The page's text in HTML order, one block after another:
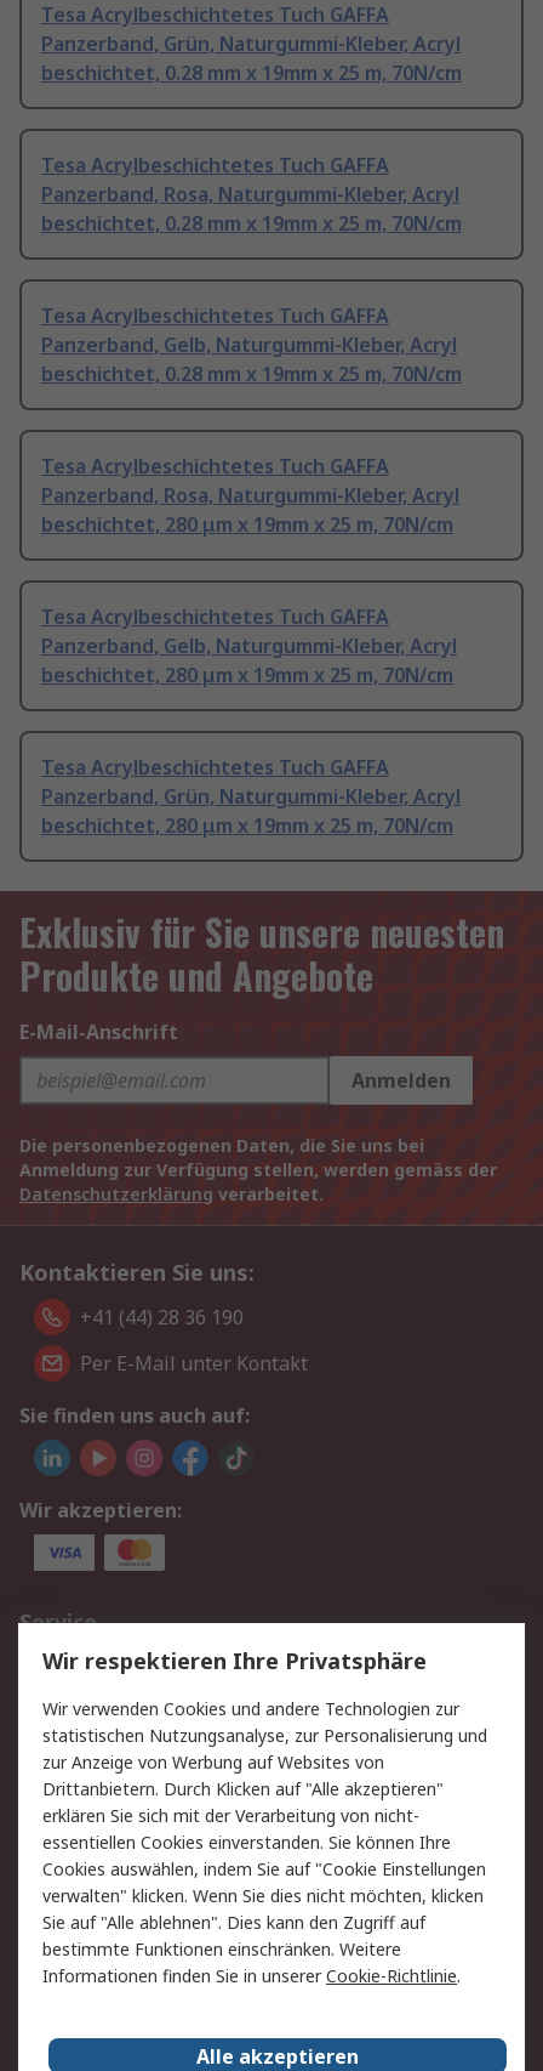
Tesa Acrylbeschichtetes Tuch GAFFA
Panzerband, Grün, Naturgummi-Kleber, Acryl
beschichtet, 0.28 mm x 19mm x 25 m, 70N/cm
Tesa Acrylbeschichtetes Tuch GAFFA
Panzerband, Rosa, Naturgummi-Kleber, Acryl
beschichtet, 0.28 mm x 19mm x 25 m, 70N/cm
Tesa Acrylbeschichtetes Tuch GAFFA
Panzerband, Gelb, Naturgummi-Kleber, Acryl
beschichtet, 0.28 mm x 19mm x 25 m, 70N/cm
Tesa Acrylbeschichtetes Tuch GAFFA
Panzerband, Rosa, Naturgummi-Kleber, Acryl
beschichtet, 280 μm x 19mm x 25 m, 70N/cm
Tesa Acrylbeschichtetes Tuch GAFFA
Panzerband, Gelb, Naturgummi-Kleber, Acryl
beschichtet, 280 μm x 19mm x 25 m, 70N/cm
Tesa Acrylbeschichtetes Tuch GAFFA
Panzerband, Grün, Naturgummi-Kleber, Acryl
beschichtet, 280 μm x 19mm x 25 m, 70N/cm
Exklusiv für Sie unsere neuesten
Produkte und Angebote
E-Mail-Anschrift
Anmelden
Die personenbezogenen Daten, die Sie uns bei
Anmeldung zur Verfügung stellen, werden gemäss der
Datenschutzerklärung verarbeitet.
Kontaktieren Sie uns:
+41 (44) 28 36 190
Per E-Mail unter Kontakt
Sie finden uns auch auf:
Wir akzeptieren:
Service
Value Added Services
Lieferlösungen
Rücksendungen
Kontakt
Hilfe
Rechtliches
AGB
Datenschutz
Cookie-Richtlinie
Zahlungsbedingungen
Copyright/Impressum
Über RS
Karriere bei RS
Nachhaltigkeit
Wir respektieren Ihre Privatsphäre
Wir verwenden Cookies und andere Technologien zur
statistischen Nutzungsanalyse, zur Personalisierung und
zur Anzeige von Werbung auf Websites von
Drittanbietern. Durch Klicken auf "Alle akzeptieren"
erklären Sie sich mit der Verarbeitung von nicht-
essentiellen Cookies einverstanden. Sie können Ihre
Cookies auswählen, indem Sie auf "Cookie Einstellungen
verwalten" klicken. Wenn Sie dies nicht möchten, klicken
Sie auf "Alle ablehnen". Dies kann den Zugriff auf
bestimmte Funktionen einschränken. Weitere
Informationen finden Sie in unsererCookie-Richtlinie.
Alle akzeptieren